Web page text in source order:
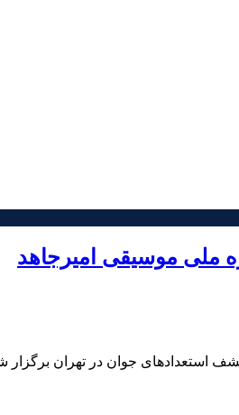
ملی موسیقی امیرجاهد
استعدادهای جوان در تهران برگزار